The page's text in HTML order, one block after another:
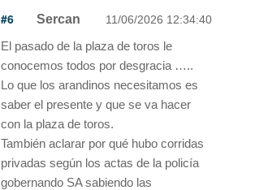
#6 Sercan 11/06/2026 12:34:40
El pasado de la plaza de toros le
conocemos todos por desgracia …..
Lo que los arandinos necesitamos es
saber el presente y que se va hacer
con la plaza de toros.
También aclarar por qué hubo corridas
privadas según los actas de la policía
gobernando SA sabiendo las